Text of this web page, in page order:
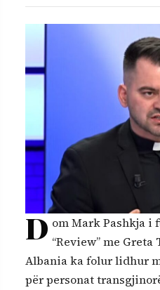
D om Mark Pashkja i
“Review” me Greta
Albania ka folur lidhur
për personat